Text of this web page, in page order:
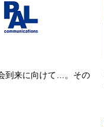
到来に向けて…。その